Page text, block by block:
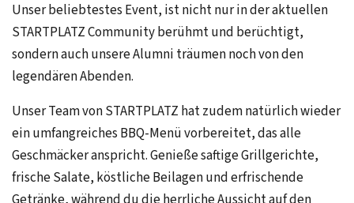
Unser beliebtestes Event, ist nicht nur in der aktuellen
STARTPLATZ Community berühmt und berüchtigt,
sondern auch unsere Alumni träumen noch von den
legendären Abenden.
Unser Team von STARTPLATZ hat zudem natürlich wieder
ein umfangreiches BBQ-Menü vorbereitet, das alle
Geschmäcker anspricht. Genieße saftige Grillgerichte,
frische Salate, köstliche Beilagen und erfrischende